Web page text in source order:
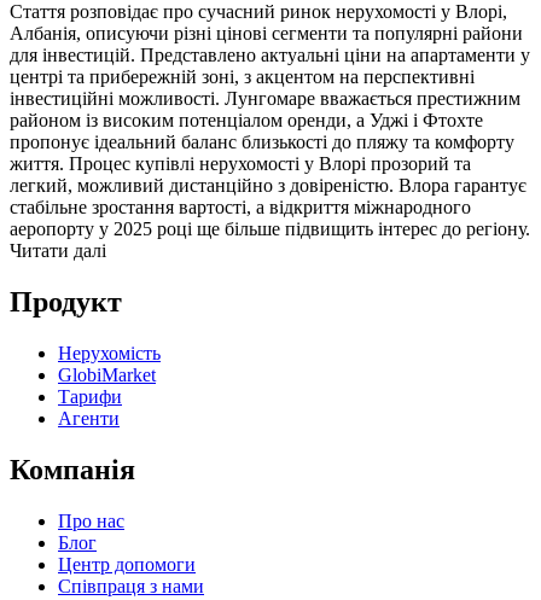
Стаття розповідає про сучасний ринок нерухомості у Влорі,
Албанія, описуючи різні цінові сегменти та популярні райони
для інвестицій. Представлено актуальні ціни на апартаменти у
центрі та прибережній зоні, з акцентом на перспективні
інвестиційні можливості. Лунгомаре вважається престижним
районом із високим потенціалом оренди, а Уджі і Фтохте
пропонує ідеальний баланс близькості до пляжу та комфорту
життя. Процес купівлі нерухомості у Влорі прозорий та
легкий, можливий дистанційно з довіреністю. Влора гарантує
стабільне зростання вартості, а відкриття міжнародного
аеропорту у 2025 році ще більше підвищить інтерес до регіону.
Читати далі
Продукт
Нерухомість
GlobiMarket
Тарифи
Агенти
Компанія
Про нас
Блог
Центр допомоги
Співпраця з нами